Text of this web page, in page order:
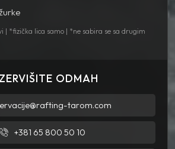
| *fizička lica samo | *ne sabira se sa drugim
ODMAH
tarom.com
+381 65 800 50 10